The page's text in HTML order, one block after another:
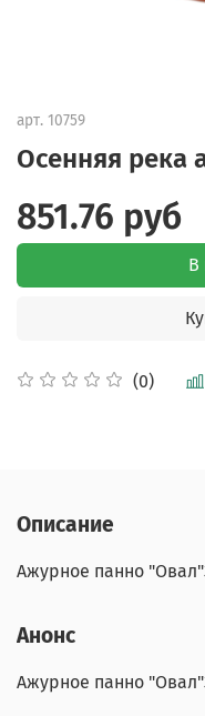
арт. 10759
Осенняя река
(0)
851.76 руб
В
Описание
Ажурное панно
Анонс
Ажурное панно